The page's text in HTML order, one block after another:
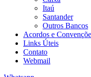
Itaú
Santander
Outros Bancos
Acordos e
Links Úteis
Contato
Webmail